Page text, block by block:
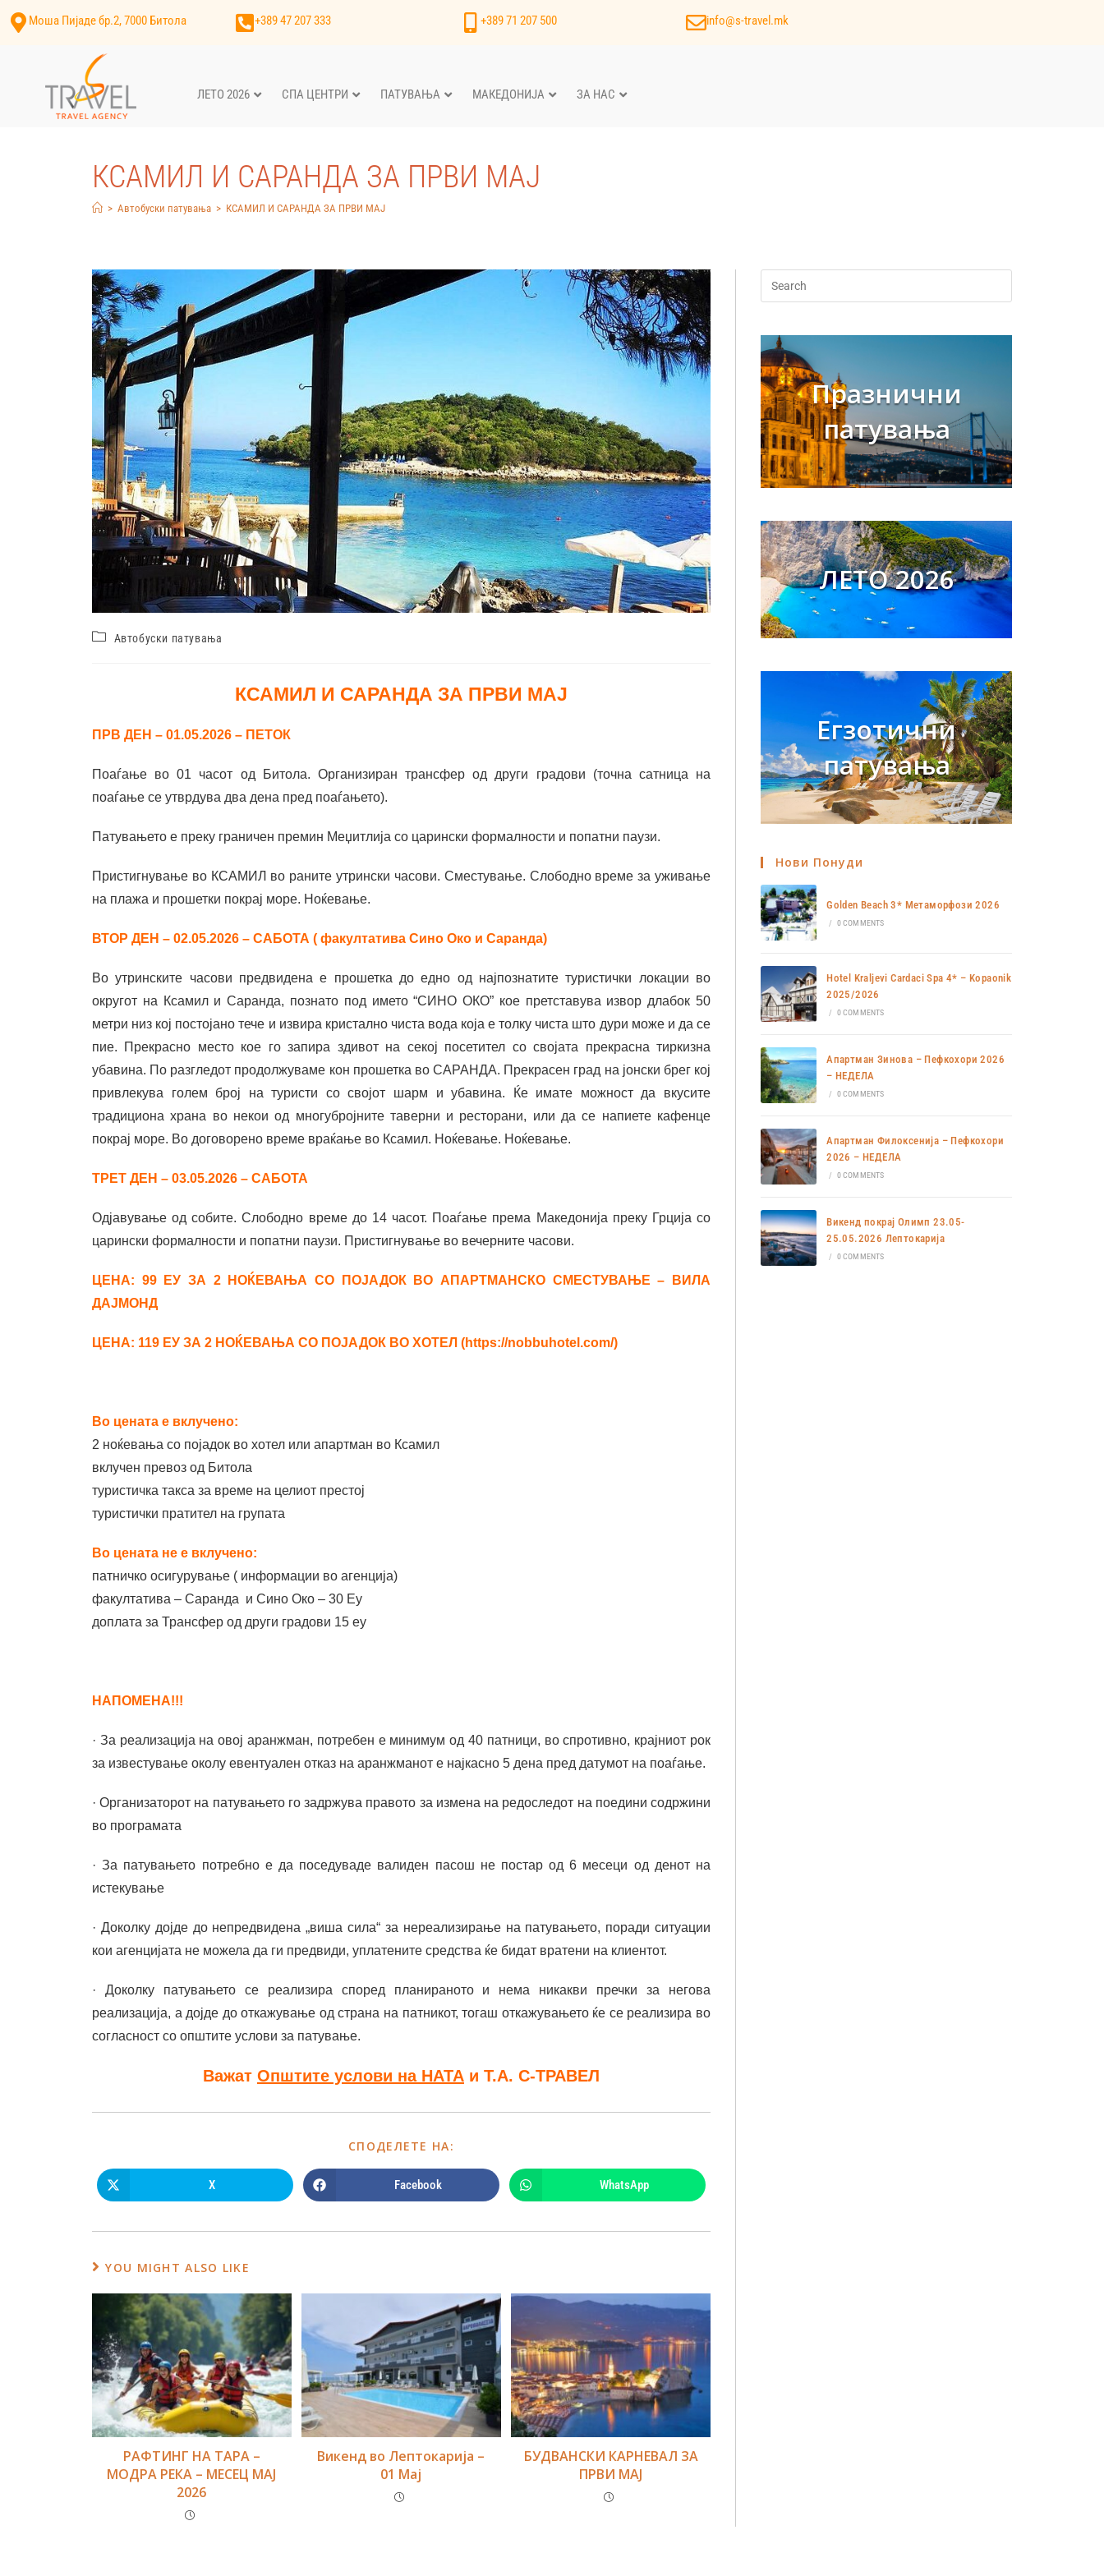
Моша Пијаде бр.2, 7000 Битола +389 47 207 333 +389 71 207 500 info@s-travel.mk
ЛЕТО 2026 СПА ЦЕНТРИ ПАТУВАЊА МАКЕДОНИЈА ЗА НАС
КСАМИЛ И САРАНДА ЗА ПРВИ МАЈ
> Автобуски патувања > КСАМИЛ И САРАНДА ЗА ПРВИ МАЈ
Автобуски патувања
КСАМИЛ И САРАНДА ЗА ПРВИ МАЈ
ПРВ ДЕН – 01.05.2026 – ПЕТОК
Поаѓање во 01 часот од Битола. Организиран трансфер од други градови (точна сатница на
поаѓање се утврдува два дена пред поаѓањето).
Патувањето е преку граничен премин Меџитлија со царински формалности и попатни паузи.
Пристигнување во КСАМИЛ во раните утрински часови. Сместување. Слободно време за уживање
на плажа и прошетки покрај море. Ноќевање.
ВТОР ДЕН – 02.05.2026 – САБОТА ( факултатива Сино Око и Саранда)
Во утринските часови предвидена е прошетка до едно од најпознатите туристички локации во
округот на Ксамил и Саранда, познато под името “СИНО ОКО” кое претставува извор длабок 50
метри низ кој постојано тече и извира кристално чиста вода која е толку чиста што дури може и да се
пие. Прекрасно место кое го запира здивот на секој посетител со својата прекрасна тиркизна
убавина. По разгледот продолжуваме кон прошетка во САРАНДА. Прекрасен град на јонски брег кој
привлекува голем број на туристи со својот шарм и убавина. Ќе имате можност да вкусите
традициона храна во некои од многубројните таверни и ресторани, или да се напиете кафенце
покрај море. Во договорено време враќање во Ксамил. Ноќевање. Ноќевање.
ТРЕТ ДЕН – 03.05.2026 – САБОТА
Одјавување од собите. Слободно време до 14 часот. Поаѓање према Македонија преку Грција со
царински формалности и попатни паузи. Пристигнување во вечерните часови.
ЦЕНА: 99 ЕУ ЗА 2 НОЌЕВАЊА СО ПОЈАДОК ВО АПАРТМАНСКО СМЕСТУВАЊЕ – ВИЛА
ДАЈМОНД
ЦЕНА: 119 ЕУ ЗА 2 НОЌЕВАЊА СО ПОЈАДОК ВО ХОТЕЛ (https://nobbuhotel.com/)
Во цената е вклучено:
2 ноќевања со појадок во хотел или апартман во Ксамил
вклучен превоз од Битола
туристичка такса за време на целиот престој
туристички пратител на групата
Во цената не е вклучено:
патничко осигурување ( информации во агенција)
факултатива – Саранда и Сино Око – 30 Еу
доплата за Трансфер од други градови 15 еу
НАПОМЕНА!!!
· За реализација на овој аранжман, потребен е минимум од 40 патници, во спротивно, крајниот рок
за известување околу евентуален отказ на аранжманот е најкасно 5 дена пред датумот на поаѓање.
· Организаторот на патувањето го задржува правото за измена на редоследот на поедини содржини
во програмата
· За патувањето потребно е да поседуваде валиден пасош не постар од 6 месеци од денот на
истекување
· Доколку дојде до непредвидена „виша сила“ за нереализирање на патувањето, поради ситуации
кои агенцијата не можела да ги предвиди, уплатените средства ќе бидат вратени на клиентот.
· Доколку патувањето се реализира според планираното и нема никакви пречки за негова
реализација, а дојде до откажување од страна на патникот, тогаш откажувањето ќе се реализира во
согласност со општите услови за патување.
Важат Општите услови на НАТА и Т.А. С-ТРАВЕЛ
СПОДЕЛЕТЕ НА:
X Facebook WhatsApp
YOU MIGHT ALSO LIKE
РАФТИНГ НА ТАРА –
МОДРА РЕКА – МЕСЕЦ MAJ
2026
Викенд во Лептокарија –
01 Мај
БУДВАНСКИ КАРНЕВАЛ ЗА
ПРВИ МАЈ
Празнични
патувања
ЛЕТО 2026
Егзотични
патувања
Нови Понуди
Golden Beach 3* Метаморфози 2026
/ 0 COMMENTS
Hotel Kraljevi Cardaci Spa 4* – Kopaonik
2025/2026
/ 0 COMMENTS
Апартман Зинова – Пефкохори 2026
– НЕДЕЛА
/ 0 COMMENTS
Апартман Филоксенија – Пефкохори
2026 – НЕДЕЛА
/ 0 COMMENTS
Викенд покрај Олимп 23.05-
25.05.2026 Лептокарија
/ 0 COMMENTS